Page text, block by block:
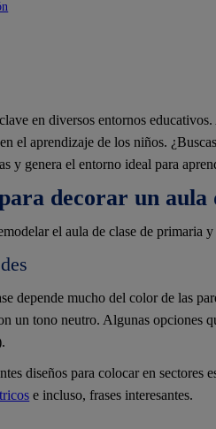
en diversos entornos
el aprendizaje de los niños.
y genera el entorno ideal para
decorar un aula
el aula de clase de primaria
depende mucho del color de las
un tono neutro. Algunas opciones
diseños para colocar en sectores
e incluso, frases interesantes.